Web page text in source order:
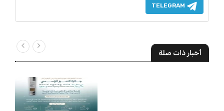
TELEGRAM
أخبار ذات صلة